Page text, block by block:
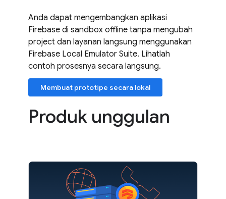
Anda dapat mengembangkan aplikasi
Firebase di sandbox offline tanpa mengubah
project dan layanan langsung menggunakan
Firebase Local Emulator Suite. Lihatlah
contoh prosesnya secara langsung.
Membuat prototipe secara lokal
Produk unggulan